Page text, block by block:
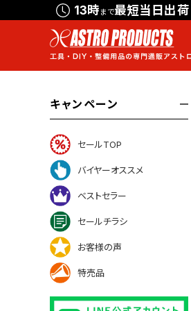
13時まで最短当日出荷
キャンペーン
セールTOP
バイヤーオススメ
ベストセラー
セールチラシ
お客様の声
特売品